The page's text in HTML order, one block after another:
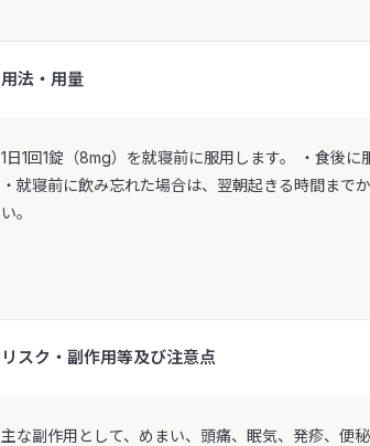
用法・用量
1日1回1錠（8mg）を就寝前に服用します。 ・食後
・就寝前に飲み忘れた場合は、翌朝起きる時間まで
い。
リスク・副作用等及び注意点
主な副作用として、めまい、頭痛、眠気、発疹、便